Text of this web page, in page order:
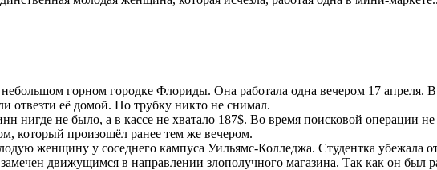
горном городке Флориды. Она работала одна вечером 17 апреля. В
отвезти её домой. Но трубку никто не снимал.
нигде не было, а в кассе не хватало 187$. Во время поисковой операции
который произошёл ранее тем же вечером.
женщину у соседнего кампуса Уильямс-Колледжа. Студентка убежала
движущимся в направлении злополучного магазина. Так как он был